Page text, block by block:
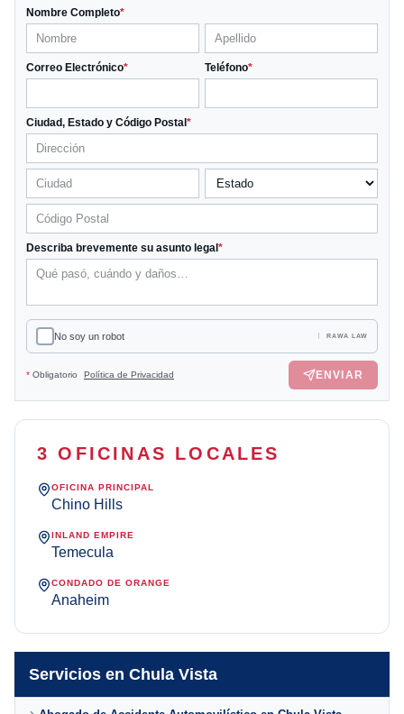
Servicios en Chula Vista
Nombre Completo*
Correo Electrónico* Teléfono*
Ciudad, Estado y Código Postal*
Describa brevemente su asunto legal*
No soy un robot RAWA LAW
* Obligatorio Política de Privacidad ENVIAR
3 OFICINAS LOCALES
OFICINA PRINCIPAL
Chino Hills
INLAND EMPIRE
Temecula
CONDADO DE ORANGE
Anaheim